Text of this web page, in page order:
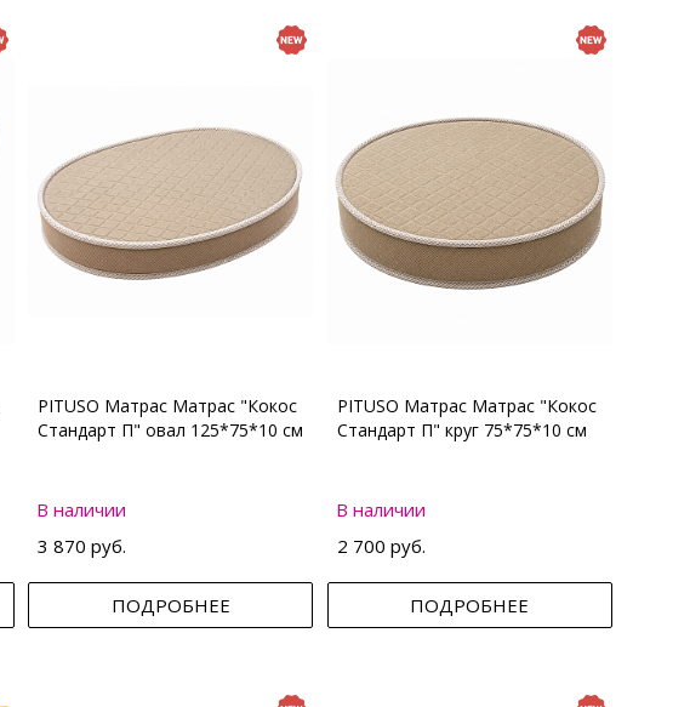
PITUSO Матрас Матрас "Кокос
Стандарт П" овал 125*75*10 см
В наличии
3 870 руб.
ПОДРОБНЕЕ
PITUSO Матрас Матрас "Кокос
Стандарт П" круг 75*75*10 см
В наличии
2 700 руб.
ПОДРОБНЕЕ